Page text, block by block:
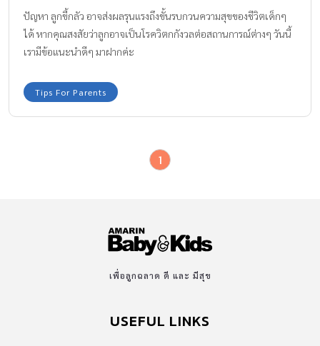
ปัญหา ลูกขี้กลัว อาจส่งผลรุนแรงถึงขั้นรบกวนความสุขของชีวิตเด็กๆ
ได้ หากคุณสงสัยว่าลูกอาจเป็นโรควิตกกังวลต่อสถานการณ์ต่างๆ วันนี้
เรามีข้อแนะนำดีๆ มาฝากค่ะ
Tips For Parents
1
เพื่อลูกฉลาด ดี และ มีสุข
USEFUL LINKS